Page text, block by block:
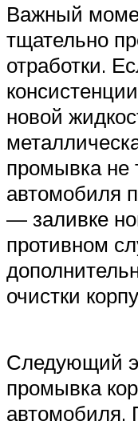
Важный
тщательно
отработки.
новой
промывка не
автомобиля
— заливке
противном
очистки
Следующий
промывка
автомобиля.